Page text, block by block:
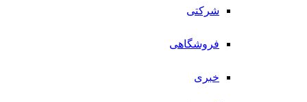
شرکتی
فروشگاهی
خبری